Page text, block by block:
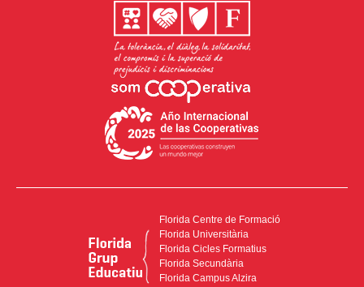
Florida Centre de Formació
Florida Universitària
Florida Cicles Formatius
Florida Secundària
Florida Campus Alzira